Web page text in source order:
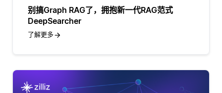
别搞Graph RAG了，拥抱新一代RAG范式
DeepSearcher
了解更多